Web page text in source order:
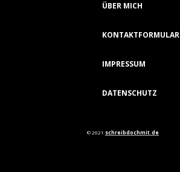
ÜBER MICH
KONTAKTFORMULAR
IMPRESSUM
DATENSCHUTZ
© 2021 schreibdochmit.de